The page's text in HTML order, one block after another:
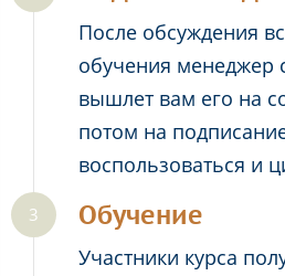
После обсуждения
обучения менеджер
вышлет вам его на
потом на
воспользоваться и
Обучение
Участники курса